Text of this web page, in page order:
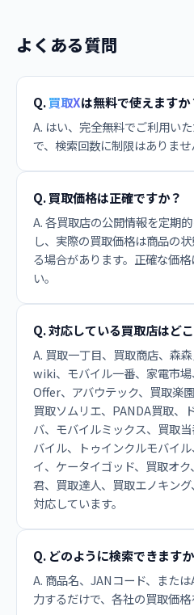
よくある質問
Q.買取Xは無料で使えますか
A. はい、完全無料でご利用い
で、検索回数に制限はありませ
Q. 買取価格は正確ですか？
A. 各買取店の公開情報を定期
し、実際の買取価格は商品の
る場合があります。正確な価
い。
Q. 対応している買取店はど
A. 買取一丁目、買取商店、森
wiki、モバイル一番、家電市
Offer、アバウテック、買取楽
買取ソムリエ、PANDA買取、
バ、モバイルミックス、買取
バイル、トゥインクルモバイ
イ、ケータイゴッド、買取オ
君、買取達人、買取エノキン
対応しています。
Q. どのように検索できます
A. 商品名、JANコード、また
力するだけで、各社の買取価格